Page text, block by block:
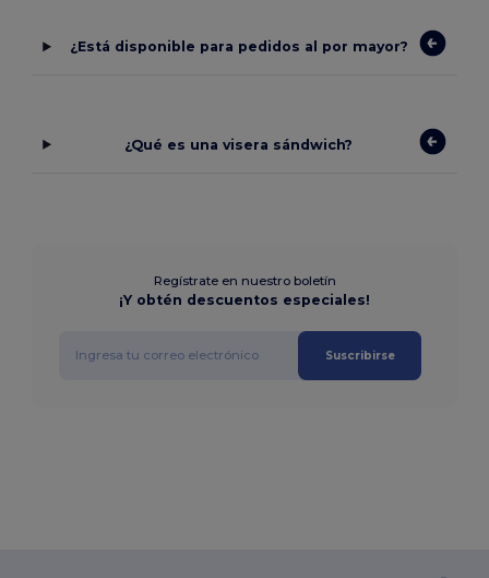
¿Está disponible para pedidos al por mayor?
¿Qué es una visera sándwich?
Regístrate en nuestro boletín
¡Y obtén descuentos especiales!
Suscribirse